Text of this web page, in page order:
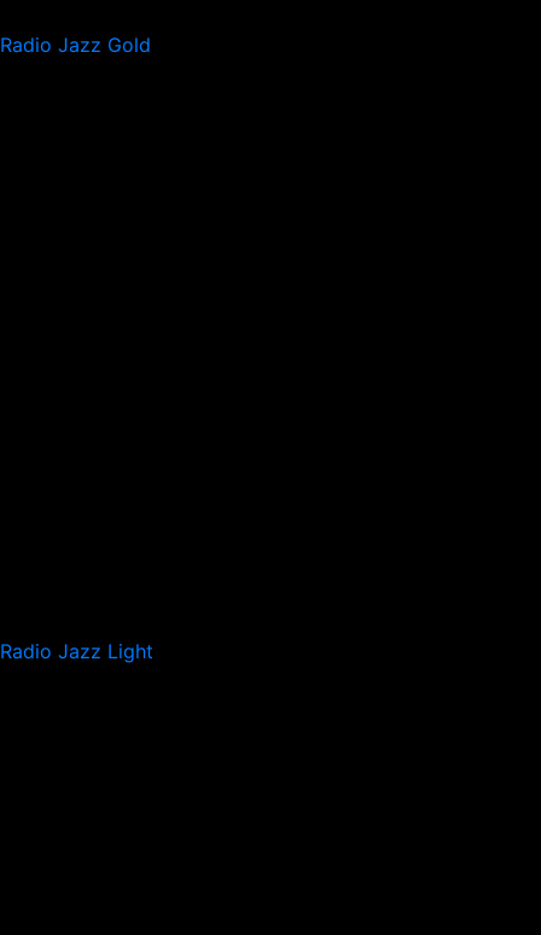
Radio Jazz Gold
Radio Jazz Light